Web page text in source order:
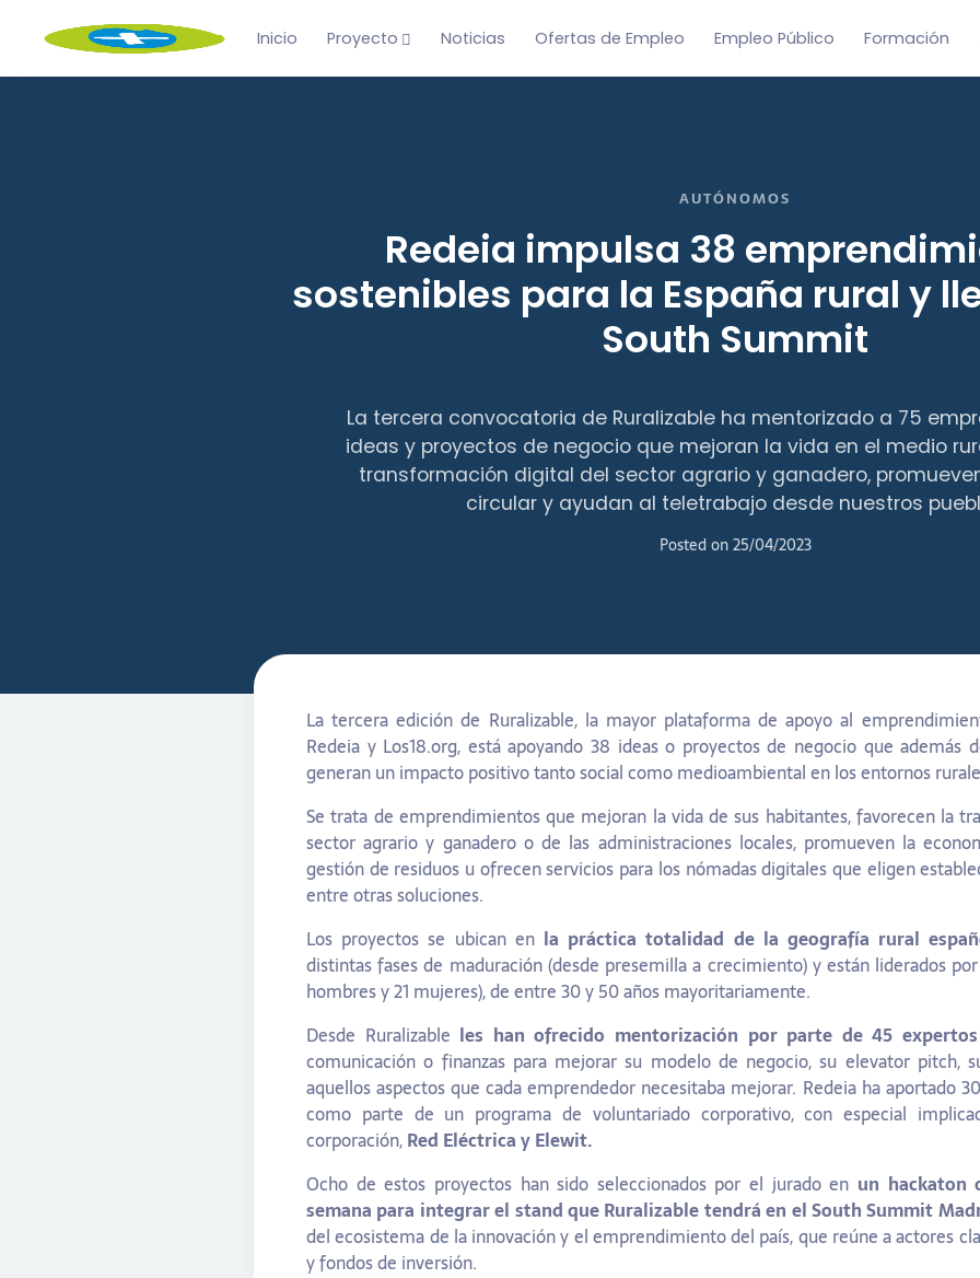
Inicio Proyecto Noticias Ofertas de Empleo Empleo Público Formación
AUTÓNOMOS
Redeia impulsa 38
sostenibles para la España rural y
South Summit
La tercera convocatoria de Ruralizable ha mentorizado a 75
ideas y proyectos de negocio que mejoran la vida en el medio
transformación digital del sector agrario y ganadero,
circular y ayudan al teletrabajo desde nuestros
Posted on25/04/2023
La tercera edición de Ruralizable, la mayor plataforma de apoyo al
Redeia y Los18.org, está apoyando 38 ideas o proyectos de negocio que además
generan un impacto positivo tanto social como medioambiental en los entornos
Se trata de emprendimientos que mejoran la vida de sus habitantes, favorecen la
sector agrario y ganadero o de las administraciones locales, promueven la
gestión de residuos u ofrecen servicios para los nómadas digitales que eligen
entre otras soluciones.
Los proyectos se ubican en la práctica totalidad de la geografía rural
distintas fases de maduración (desde presemilla a crecimiento) y están liderados
hombres y 21 mujeres), de entre 30 y 50 años mayoritariamente.
Desde Ruralizable les han ofrecido mentorización por parte de 45
comunicación o finanzas para mejorar su modelo de negocio, su elevator pitch,
aquellos aspectos que cada emprendedor necesitaba mejorar. Redeia ha aportado
como parte de un programa de voluntariado corporativo, con especial
corporación,Red Eléctrica y Elewit.
Ocho de estos proyectos han sido seleccionados por el jurado en un hackaton
semana para integrar el stand que Ruralizable tendrá en el South Summit
del ecosistema de la innovación y el emprendimiento del país, que reúne a actores
y fondos de inversión.